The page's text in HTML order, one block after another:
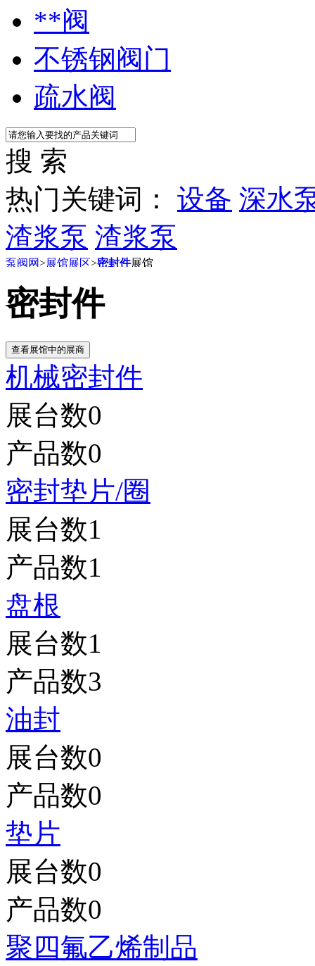
**阀
不锈钢阀门
疏水阀
搜 索
热门关键词： 设备 深水
渣浆泵 渣浆泵
泵阀网>展馆展区>密封件展馆
密封件
机械密封件
展台数0
产品数0
密封垫片/圈
展台数1
产品数1
盘根
展台数1
产品数3
油封
展台数0
产品数0
垫片
展台数0
产品数0
聚四氟乙烯制品